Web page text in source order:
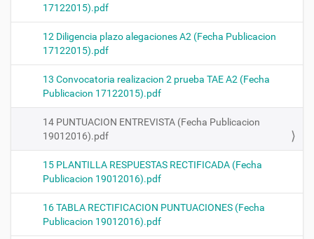
17122015).pdf
12 Diligencia plazo alegaciones A2 (Fecha Publicacion
17122015).pdf
13 Convocatoria realizacion 2 prueba TAE A2 (Fecha
Publicacion 17122015).pdf
14 PUNTUACION ENTREVISTA (Fecha Publicacion
19012016).pdf
15 PLANTILLA RESPUESTAS RECTIFICADA (Fecha
Publicacion 19012016).pdf
16 TABLA RECTIFICACION PUNTUACIONES (Fecha
Publicacion 19012016).pdf